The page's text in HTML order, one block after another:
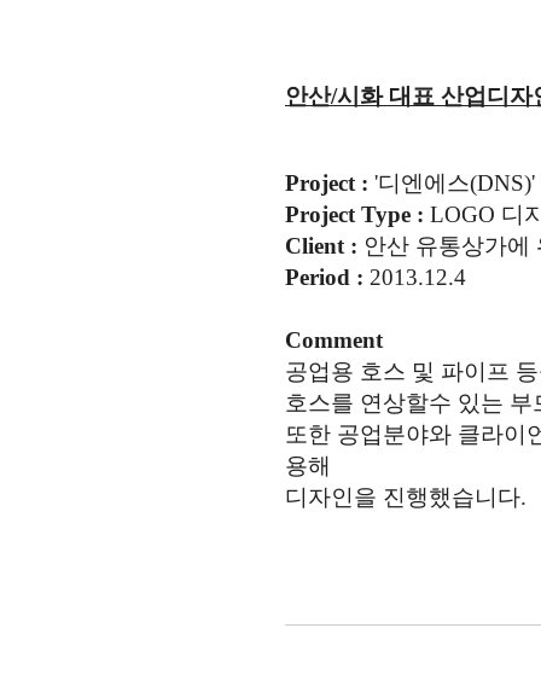
안산/시화 대표 산업디
Project : '디엔에스
Project Type : LOGO 디
Client : 안산 유통상가에
Period : 2013.12.4
Comment
공업용 호스 및 파이프
호스를 연상할수 있는
또한 공업분야와 클라이
용해
디자인을 진행했습니다.